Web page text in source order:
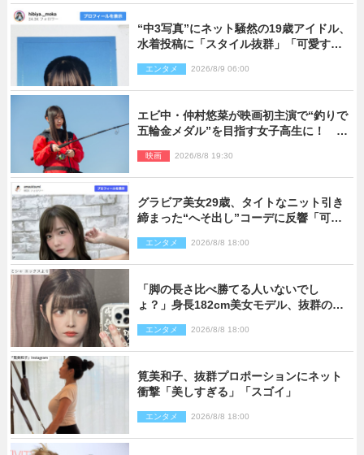
“中3写真”にネット騒然の19歳アイドル、
水着投稿に「スタイル抜群」「可愛すぎ
エンタメ 2026/8/9 06:00
エビ中・仲村悠菜が映画初主演で“釣りで
五輪金メダル”を目指す女子高生に！ 映
映画 2026/8/8 19:30
グラビア美女29歳、タイトなニット引き
締まった“へそ出し”コーデに反響「可愛
エンタメ 2026/8/8 18:00
「脚の長さ比べ勝てる人いないでし
ょ？」身長182cm美女モデル、抜群のプ
エンタメ 2026/8/8 18:00
筧美和子、抜群プロポーションにネット
衝撃「美しすぎる」「スゴイ」
エンタメ 2026/8/8 18:00